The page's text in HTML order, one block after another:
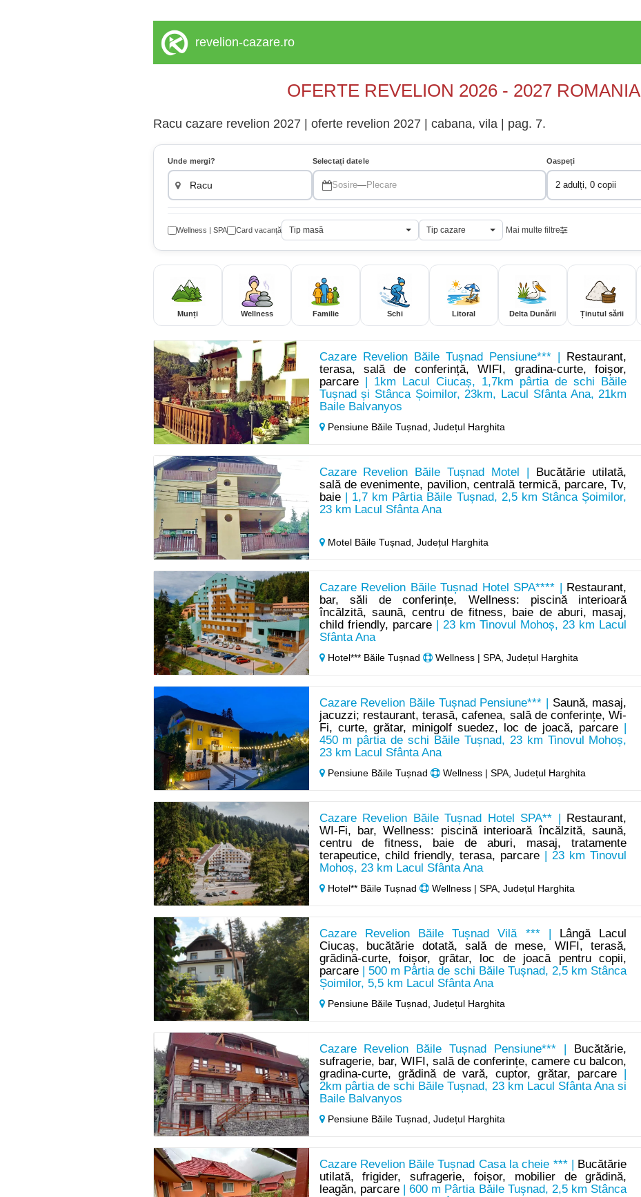
revelion-cazare.ro
OFERTE REVELION 2026 - 2027 ROMANIA
Racu cazare revelion 2027 | oferte revelion 2027 | cabana, vila | pag. 7.
Unde mergi? Selectați datele
Sosire—Plecare
Oaspeți
2 adulți, 0 copii
Wellness | SPA Card vacanță Tip masă Tip cazare Mai multe filtre
Munți Wellness Familie Schi Litoral Delta Dunării Ținutul sării
Cazare Revelion Băile Tușnad Pensiune*** |
Restaurant,
terasa, sală de conferință, WIFI, gradina-curte, foișor,
parcare| 1km Lacul Ciucaș, 1,7km pârtia de schi Băile
Tușnad și Stânca Șoimilor, 23km, Lacul Sfânta Ana, 21km
Baile Balvanyos
Pensiune Băile Tușnad, Județul Harghita
Cazare Revelion Băile Tușnad Motel |
Bucătărie utilată,
sală de evenimente, pavilion, centrală termică, parcare, Tv,
baie| 1,7 km Pârtia Băile Tușnad, 2,5 km Stânca Șoimilor,
23 km Lacul Sfânta Ana
Motel Băile Tușnad, Județul Harghita
Cazare Revelion Băile Tușnad Hotel SPA**** |
Restaurant,
bar, săli de conferințe, Wellness: piscină interioară
încălzită, saună, centru de fitness, baie de aburi, masaj,
child friendly, parcare| 23 km Tinovul Mohoș, 23 km Lacul
Sfânta Ana
Hotel*** Băile Tușnad Wellness | SPA, Județul Harghita
Cazare Revelion Băile Tușnad Pensiune*** | Saună, masaj,
jacuzzi; restaurant, terasă, cafenea, sală de conferințe, Wi-
Fi, curte, grătar, minigolf suedez, loc de joacă, parcare
450 m pârtia de schi Băile Tușnad, 23 km Tinovul Mohoș,
23 km Lacul Sfânta Ana
Pensiune Băile Tușnad Wellness | SPA, Județul Harghita
Cazare Revelion Băile Tușnad Hotel SPA** |
Restaurant,
WI-Fi, bar, Wellness: piscină interioară încălzită, saună,
centru de fitness, baie de aburi, masaj, tratamente
terapeutice, child friendly, terasa, parcare| 23 km Tinovul
Mohoș, 23 km Lacul Sfânta Ana
Hotel** Băile Tușnad Wellness | SPA, Județul Harghita
Cazare Revelion Băile Tușnad Vilă *** |
Lângă Lacul
Ciucaș, bucătărie dotată, sală de mese, WIFI, terasă,
grădină-curte, foișor, grătar, loc de joacă pentru copii,
parcare| 500 m Pârtia de schi Băile Tușnad, 2,5 km Stânca
Șoimilor, 5,5 km Lacul Sfânta Ana
Pensiune Băile Tușnad, Județul Harghita
Cazare Revelion Băile Tușnad Pensiune*** |
Bucătărie,
sufragerie, bar, WIFI, sală de conferințe, camere cu balcon,
gradina-curte, grădină de vară, cuptor, grătar, parcare
2km pârtia de schi Băile Tușnad, 23 km Lacul Sfânta Ana si
Baile Balvanyos
Pensiune Băile Tușnad, Județul Harghita
Cazare Revelion Băile Tușnad Casa la cheie *** |
Bucătărie
utilată, frigider, sufragerie, foișor, mobilier de grădină,
leagăn, parcare| 600 m Pârtia Băile Tușnad, 2,5 km Stânca